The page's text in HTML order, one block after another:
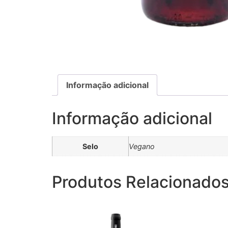
Informação adicional
Informação adicional
Selo Vegano
Produtos